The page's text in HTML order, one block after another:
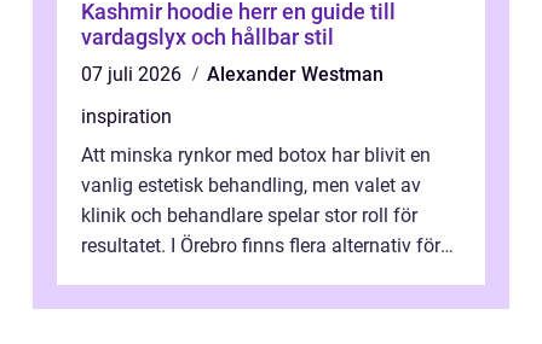
Kashmir hoodie herr en guide till
vardagslyx och hållbar stil
07 juli 2026
Alexander Westman
inspiration
Att minska rynkor med botox har blivit en
vanlig estetisk behandling, men valet av
klinik och behandlare spelar stor roll för
resultatet. I Örebro finns flera alternativ för